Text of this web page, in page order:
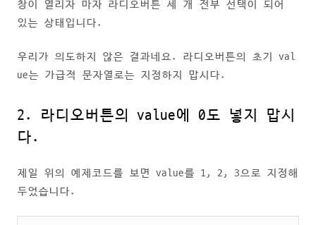
창이 열리자 마자 라디오버튼 세 개 전부 선택이 되어
있는 상태입니다.
우리가 의도하지 않은 결과네요. 라디오버튼의 초기 val
ue는 가급적 문자열로는 지정하지 맙시다.
2. 라디오버튼의 value에 0도 넣지 맙시
다.
제일 위의 예제코드를 보면 value를 1, 2, 3으로 지정해
두었습니다.